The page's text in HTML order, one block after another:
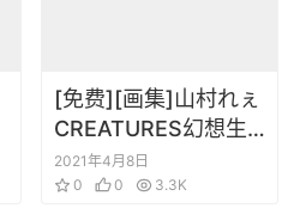
[免费][画集]山村れぇ
CREATURES幻想生
物绘制 山村理惠作品
集
2021年4月8日
0
0 3.3K